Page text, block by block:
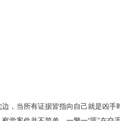
，当所有证据皆指向自己就是凶手